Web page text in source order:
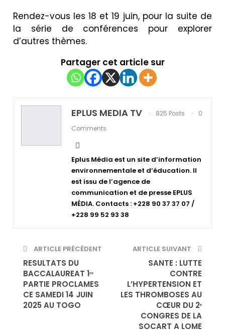
Rendez-vous les 18 et 19 juin, pour la suite de
la série de conférences pour explorer
d’autres thèmes.
Partager cet article sur
EPLUS MEDIA TV 825 Posts
0
Comments
Eplus Média est un site d’information
environnementale et d’éducation. Il
est issu de l’agence de
communication et de presse EPLUS
MÉDIA. Contacts : +228 90 37 37 07 /
+228 99 52 93 38
ARTICLE PRÉCÉDENT
RESULTATS DU
BACCALAUREAT 1ʳᵉ
PARTIE PROCLAMES
CE SAMEDI 14 JUIN
2025 AU TOGO
ARTICLE SUIVANT
SANTE : LUTTE
CONTRE
L’HYPERTENSION ET
LES THROMBOSES AU
CŒUR DU 2ᵉ
CONGRES DE LA
SOCART A LOME